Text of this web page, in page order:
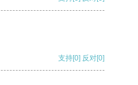
支持[0] 反对[0]